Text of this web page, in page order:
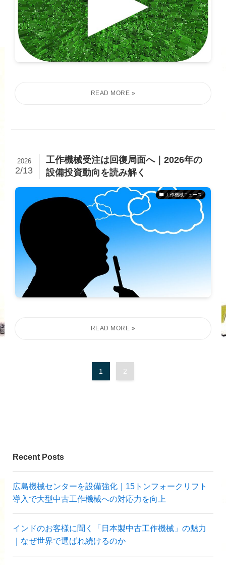
工作機械受注は回復局面へ｜2026年の
設備投資動向を読み解く
2026
2/13
工作機械ニュース
1 2
Recent Posts
広島機械センターを設備強化｜15トンフォークリフト
導入で大型中古工作機械への対応力を向上
インドのお客様に聞く「日本製中古工作機械」の魅力
｜なぜ世界で選ばれ続けるのか